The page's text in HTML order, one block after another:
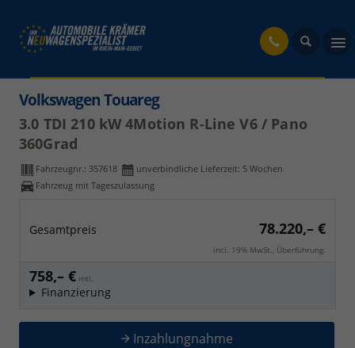
Volkswagen Touareg
3.0 TDI 210 kW 4Motion R-Line V6 / Pano
360Grad
Fahrzeugnr.: 357618 unverbindliche Lieferzeit: 5 Wochen
Fahrzeug mit Tageszulassung
Gesamtpreis 78.220,– €
incl. 19% MwSt., Überführung.
758,– € mtl.
Finanzierung
Inzahlungnahme